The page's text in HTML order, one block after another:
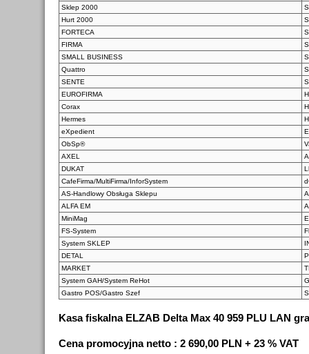
Sklep 2000
Hurt 2000
FORTECA
FIRMA
SMALL BUSINESS
Quattro
SENTE
EUROFIRMA
Corax
Hermes
eXpedient
ObSp®
AXEL
DUKAT
CafeFirma/MultiFirma/InforSystem
AS-Handlowy Obsługa Sklepu
ALFA EM
MiniMag
FS-System
System SKLEP
DETAL
MARKET
System GAH/System ReHot
Gastro POS/Gastro Szef
Kasa fiskalna ELZAB Delta Max 40 959 PLU LAN
Cena promocyjna netto : 2 690,00 PLN + 23 % VAT